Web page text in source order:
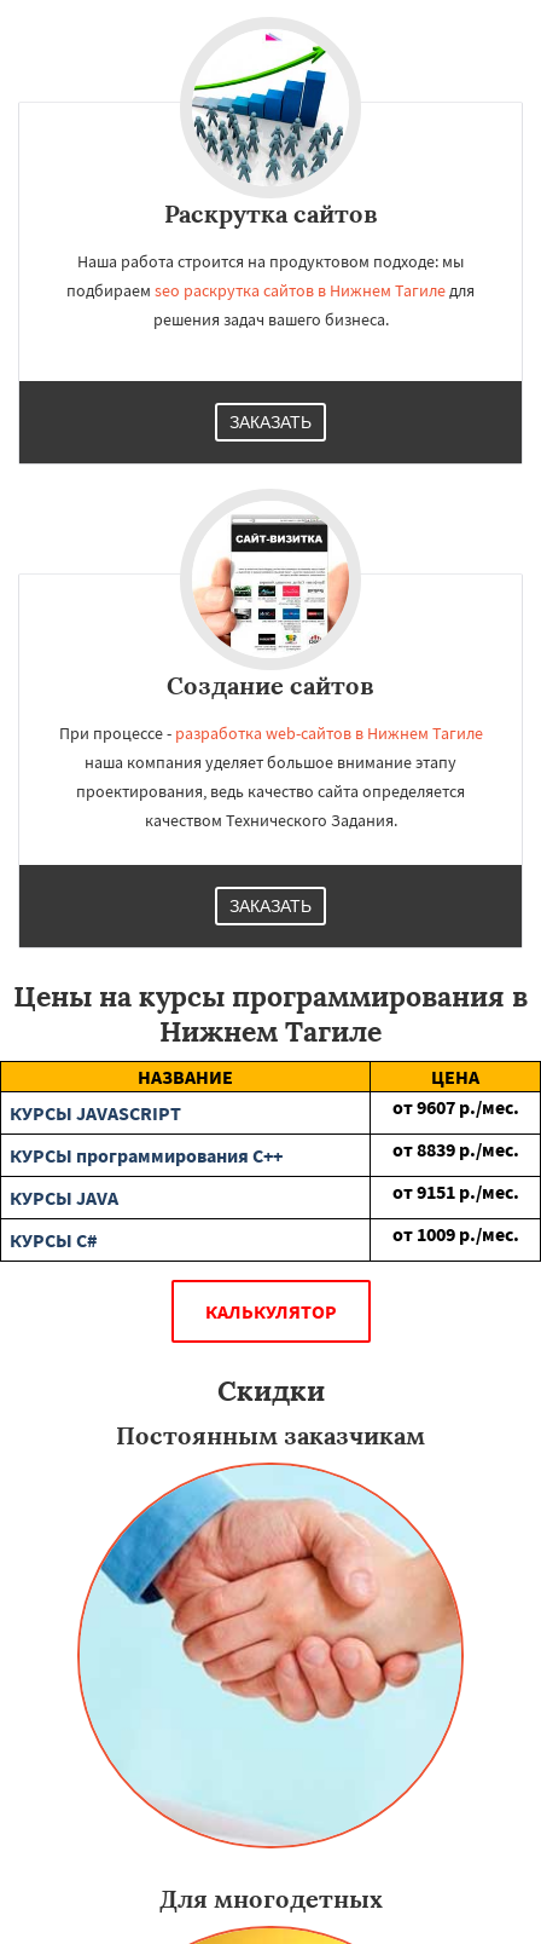
Раскрутка сайтов
Наша работа строится на продуктовом подходе: мы
подбираем seo раскрутка сайтов в Нижнем Тагиледля
решения задач вашего бизнеса.
ЗАКАЗАТЬ
Создание сайтов
При процессе - разработка web-сайтов в Нижнем Тагиле
наша компания уделяет большое внимание этапу
проектирования, ведь качество сайта определяется
качеством Технического Задания.
ЗАКАЗАТЬ
Цены на курсы программирования в
Нижнем Тагиле
НАЗВАНИЕ
ЦЕНА
КУРСЫ JAVASCRIPT
от9607 р./мес.
КУРСЫ программирования C++
от8839 р./мес.
КУРСЫ JAVA
от9151 р./мес.
КУРСЫ C#
от 1009 р./мес.
КАЛЬКУЛЯТОР
Скидки
Постоянным заказчикам
Для многодетных